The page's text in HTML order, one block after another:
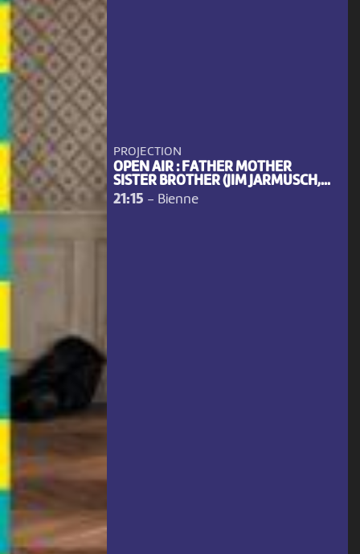
PROJECTION
OPEN AIR : FATHER MOTHER
SISTER BROTHER (JIM JARMUSCH,...
21:15 - Bienne